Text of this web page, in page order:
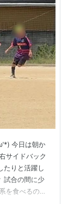
今日は朝か
サイドバック
たりと活躍し
試合の間に少
を食べるので